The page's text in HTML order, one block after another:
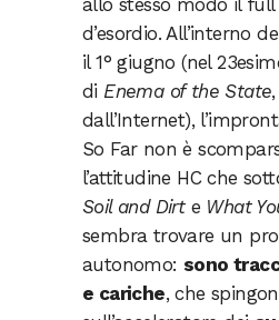
allo stesso modo il
d’esordio. All’interno
il 1° giugno (nel
di Enema of the State
dall’Internet),
So Far non è
l’attitudine HC che
Soil and Dirte What
sembra trovare un
autonomo: sono
e cariche, che